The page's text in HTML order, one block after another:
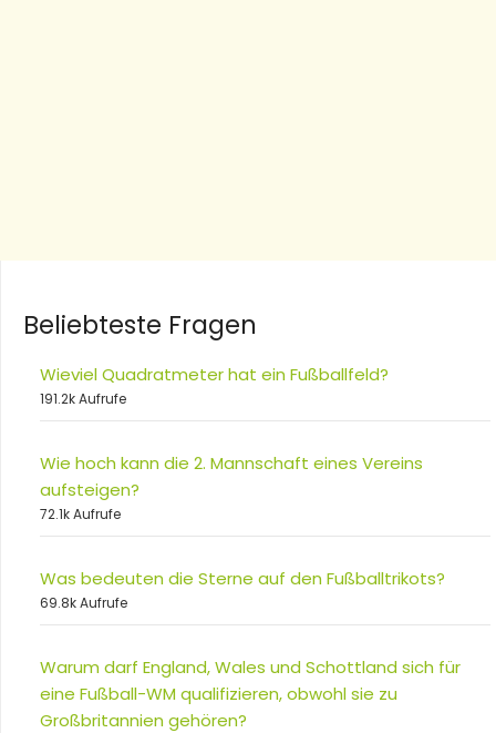
Beliebteste Fragen
Wieviel Quadratmeter hat ein Fußballfeld?
191.2k Aufrufe
Wie hoch kann die 2. Mannschaft eines Vereins
aufsteigen?
72.1k Aufrufe
Was bedeuten die Sterne auf den Fußballtrikots?
69.8k Aufrufe
Warum darf England, Wales und Schottland sich für
eine Fußball-WM qualifizieren, obwohl sie zu
Großbritannien gehören?